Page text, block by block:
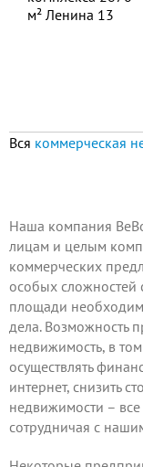
Вся коммерческая
Наша компания
лицам и целым
коммерческих
особых сложностей
площади
дела. Возможность
недвижимость, в
осуществлять
интернет, снизить
недвижимости –
сотрудничая с